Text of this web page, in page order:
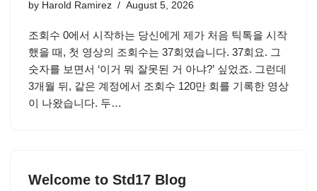
by Harold Ramirez August 5, 2026
조회수 0에서 시작하는 당신에게 제가 처음 틱톡을 시작
했을 때, 첫 영상의 조회수는 37회였습니다. 37회요. 그
숫자를 보면서 ‘이거 뭐 잘못된 거 아냐?’ 싶었죠. 그런데
3개월 뒤, 같은 계정에서 조회수 120만 회를 기록한 영상
이 나왔습니다. 두…
Welcome to Std17 Blog